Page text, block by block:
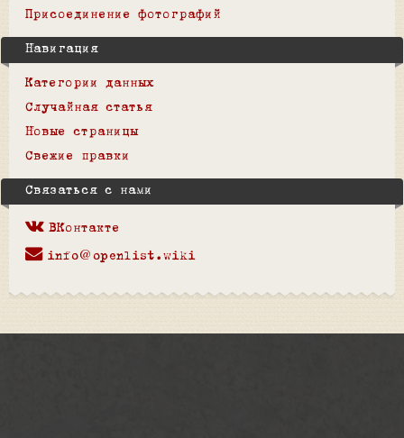
Присоединение фотографий
Навигация
Категории данных
Случайная статья
Новые страницы
Свежие правки
Связаться с нами
ВКонтакте
info@openlist.wiki